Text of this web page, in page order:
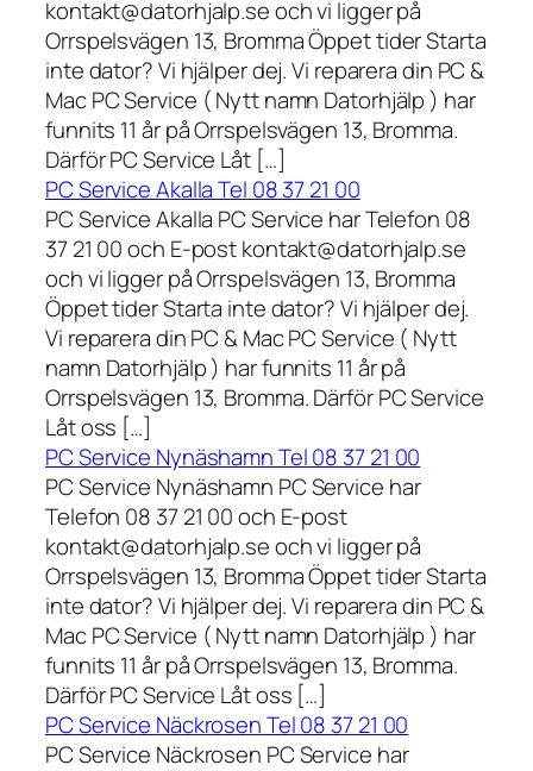
kontakt@datorhjalp.se och vi ligger på
Orrspelsvägen 13, Bromma Öppet tider Starta
inte dator? Vi hjälper dej. Vi reparera din PC &
Mac PC Service ( Nytt namn Datorhjälp ) har
funnits 11 år på Orrspelsvägen 13, Bromma.
Därför PC Service Låt […]
PC Service Akalla Tel 08 37 21 00
PC Service Akalla PC Service har Telefon 08
37 21 00 och E-post kontakt@datorhjalp.se
och vi ligger på Orrspelsvägen 13, Bromma
Öppet tider Starta inte dator? Vi hjälper dej.
Vi reparera din PC & Mac PC Service ( Nytt
namn Datorhjälp ) har funnits 11 år på
Orrspelsvägen 13, Bromma. Därför PC Service
Låt oss […]
PC Service Nynäshamn Tel 08 37 21 00
PC Service Nynäshamn PC Service har
Telefon 08 37 21 00 och E-post
kontakt@datorhjalp.se och vi ligger på
Orrspelsvägen 13, Bromma Öppet tider Starta
inte dator? Vi hjälper dej. Vi reparera din PC &
Mac PC Service ( Nytt namn Datorhjälp ) har
funnits 11 år på Orrspelsvägen 13, Bromma.
Därför PC Service Låt oss […]
PC Service Näckrosen Tel 08 37 21 00
PC Service Näckrosen PC Service har